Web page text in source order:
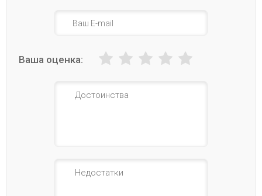
Ваша оценка: